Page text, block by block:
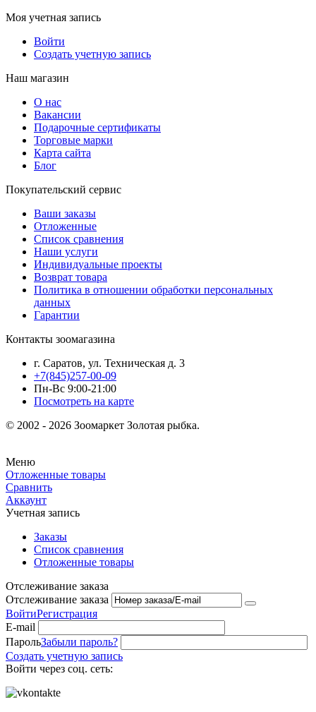
Моя учетная запись
Войти
Создать учетную запись
Наш магазин
О нас
Вакансии
Подарочные сертификаты
Торговые марки
Карта сайта
Блог
Покупательский сервис
Ваши заказы
Отложенные
Список сравнения
Наши услуги
Индивидуальные проекты
Возврат товара
Политика в отношении обработки персональных
данных
Гарантии
Контакты зоомагазина
г. Саратов, ул. Техническая д. 3
+7(845)257-00-09
Пн-Вс 9:00-21:00
Посмотреть на карте
© 2002 - 2026 Зоомаркет Золотая рыбка.
Меню
Отложенные товары
Сравнить
Аккаунт
Учетная запись
Заказы
Список сравнения
Отложенные товары
Отслеживание заказа
Отслеживание заказа
ВойтиРегистрация
E-mail
ПарольЗабыли пароль?
Создать учетную запись
Войти через соц. сеть: